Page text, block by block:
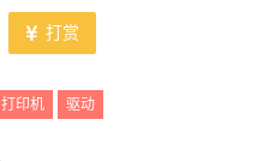
打赏
打印机 驱动